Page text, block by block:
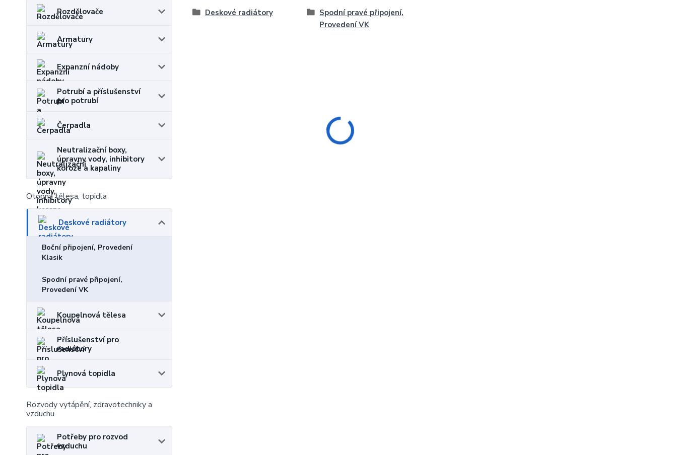
Rozdělovače
Armatury
Expanzní nádoby
Potrubí a příslušenství
pro potrubí
Čerpadla
Neutralizační boxy,
úpravny vody, inhibitory
koroze a kapaliny
Otopná tělesa, topidla
Deskové radiátory
Boční připojení, Provedení
Klasik
Spodní pravé připojení,
Provedení VK
Koupelnová tělesa
Příslušenství pro
radiátory
Plynová topidla
Rozvody vytápění, zdravotechniky a
vzduchu
Potřeby pro rozvod
vzduchu
Deskové radiátory
Spodní pravé připojení,
Provedení VK